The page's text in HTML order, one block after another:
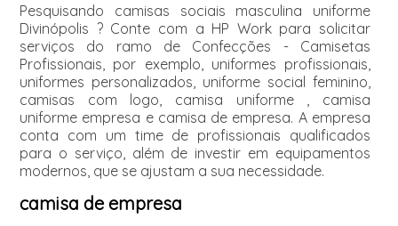
Pesquisando camisas sociais masculina uniforme
Divinópolis ? Conte com a HP Work para solicitar
serviços do ramo de Confecções - Camisetas
Profissionais, por exemplo, uniformes profissionais,
uniformes personalizados, uniforme social feminino,
camisas com logo, camisa uniforme , camisa
uniforme empresa e camisa de empresa. A empresa
conta com um time de profissionais qualificados
para o serviço, além de investir em equipamentos
modernos, que se ajustam a sua necessidade.
camisa de empresa